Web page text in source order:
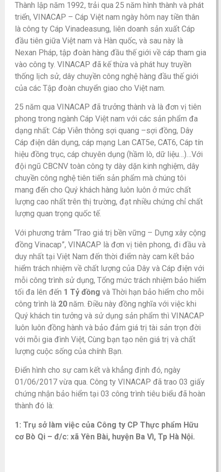
Thành lập năm 1992, trải qua 25 năm hình thành và phát
triển, VINACAP – Cáp Việt nam ngày hôm nay tiền thân
là công ty Cáp Vinadeasung, liên doanh sản xuất Cáp
đầu tiên giữa Việt nam và Hàn quốc, và sau này là
Nexan Pháp, tập đoàn hàng đầu thế giới về cáp tham gia
vào công ty. VINACAP đã kế thừa và phát huy truyền
thống lịch sử, dây chuyền công nghệ hàng đầu thế giới
của các Tập đoàn chuyển giao cho Việt nam.
25 năm qua VINACAP đã trưởng thành và là đơn vị tiên
phong trong ngành Cáp Việt nam với các sản phẩm đa
dạng nhất: Cáp Viễn thông sợi quang –sợi đồng, Dây
Cáp điện dân dụng, cáp mạng Lan CAT5e, CAT6, Cáp tín
hiệu đồng trục, cáp chuyên dụng (hầm lò, dữ liệu…)…Với
đội ngũ CBCNV toàn công ty dày dặn kinh nghiệm, dây
chuyền công nghệ tiên tiến sản phẩm mà chúng tôi
mang đến cho Quý khách hàng luôn luôn ở mức chất
lượng cao nhất trên thị trường, đạt nhiều chứng chỉ chất
lượng quan trọng quốc tế.
Với phương trâm “Trao giá trị bền vững – Dựng xây cộng
đồng Vinacap”, VINACAP là đơn vị tiên phong, đi đầu và
duy nhất tại Việt Nam đến thời điểm này cam kết bảo
hiểm trách nhiệm về chất lượng của Dây và Cáp điện với
mỗi công trình sử dụng, Tổng mức trách nhiệm bảo hiểm
tối đa lên đến 1 Tỷ đồng và Thời hạn bảo hiểm cho mỗi
công trình là 20 năm. Điều này đồng nghĩa với việc khi
Quý khách tin tưởng và sử dụng sản phẩm thì VINACAP
luôn luôn đồng hành và bảo đảm giá trị tài sản trọn đời
với mỗi gia đình Việt, Cùng bạn tạo nên giá trị và chất
lượng cuộc sống của chính Bạn.
Điển hình cho sự cam kết và khẳng định đó, ngày
01/06/2017 vừa qua. Công ty VINACAP đã trao 03 giấy
chứng nhận bảo hiểm tại 03 công trình tiêu biểu đã hoàn
thành đó là:
1: Trụ sở làm việc của Công ty CP Thực phẩm Hữu
cơ Bò Qi – đ/c: xã Yên Bài, huyện Ba Vì, Tp Hà Nội.